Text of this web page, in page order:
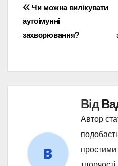
Навігація
записів
Чи можна вилікувати
аутоімунні
захворювання?
Від
Автор
простими